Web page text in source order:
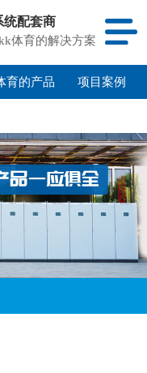
统配套商
体育的解决方案
育的产品 项目案例